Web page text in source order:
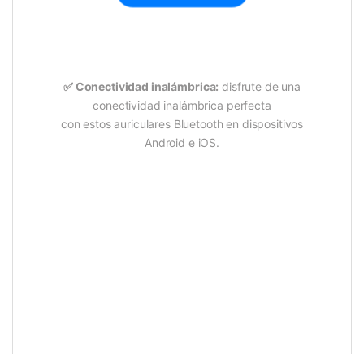
✅Conectividad inalámbrica: disfrute de una
conectividad inalámbrica perfecta
con estos auriculares Bluetooth en dispositivos
Android e iOS.